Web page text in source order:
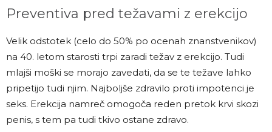
Preventiva pred težavami z erekcijo
Velik odstotek (celo do 50% po ocenah znanstvenikov)
na 40. letom starosti trpi zaradi težav z erekcijo. Tudi
mlajši moški se morajo zavedati, da se te težave lahko
pripetijo tudi njim. Najboljše zdravilo proti impotenci je
seks. Erekcija namreč omogoča reden pretok krvi skozi
penis, s tem pa tudi tkivo ostane zdravo.